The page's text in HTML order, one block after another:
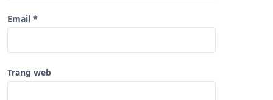
Email *
Trang web